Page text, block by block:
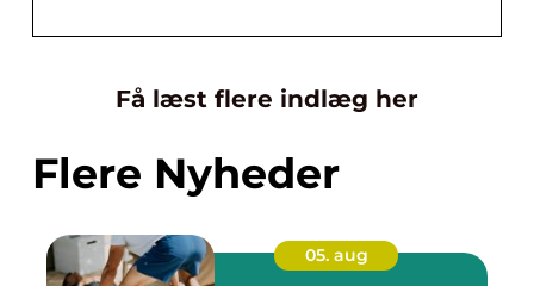
Få læst flere indlæg her
Flere Nyheder
05. aug